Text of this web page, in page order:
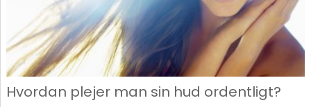
Hvordan plejer man sin hud ordentligt?